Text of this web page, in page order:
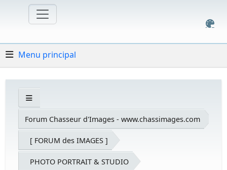
Menu principal
Forum Chasseur d'Images - www.chassimages.com
[ FORUM des IMAGES ]
PHOTO PORTRAIT & STUDIO